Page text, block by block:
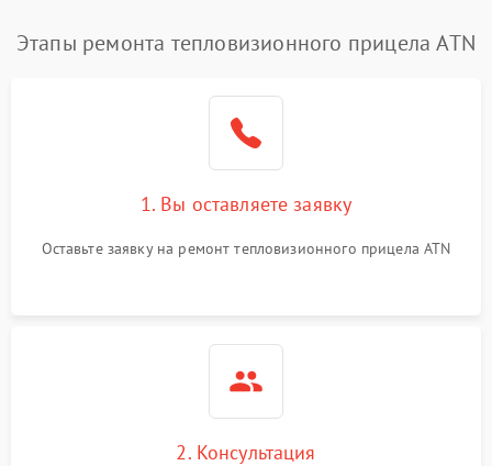
Этапы ремонта тепловизионного прицела ATN
1. Вы оставляете заявку
Оставьте заявку на ремонт тепловизионного прицела ATN
2. Консультация